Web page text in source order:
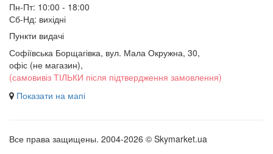
Пн-Пт: 10:00 - 18:00
Сб-Нд: вихідні
Пункти видачі
Софіївська Борщагівка, вул. Мала Окружна, 30,
офіс (не магазин),
(самовивіз ТІЛЬКИ після підтвердження замовлення)
Показати на мапі
Все права защищены. 2004-2026 © Skymarket.ua